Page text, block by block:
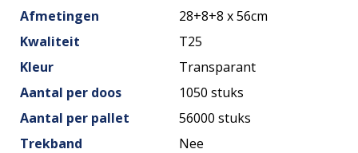
Afmetingen
28+8+8 x 56cm
Kwaliteit
T25
Kleur
Transparant
Aantal per doos
1050 stuks
Aantal per pallet
56000 stuks
Trekband
Nee